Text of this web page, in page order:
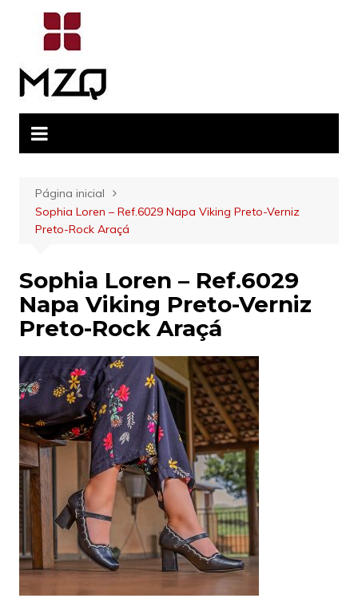
conteúdo
Página inicial
Sophia Loren – Ref.6029 Napa Viking Preto-Verniz
Preto-Rock Araçá
Sophia Loren – Ref.6029
Napa Viking Preto-Verniz
Preto-Rock Araçá